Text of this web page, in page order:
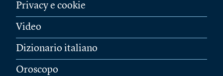
Privacy e cookie
Video
Dizionario italiano
Oroscopo